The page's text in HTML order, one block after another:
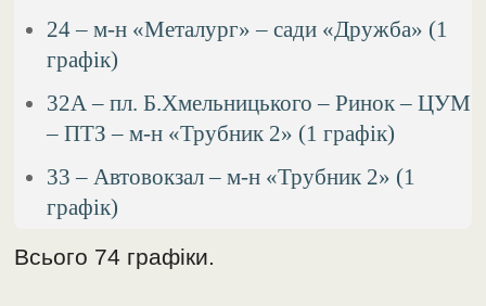
24 – м-н «Металург» – сади «Дружба» (1
графік)
32А – пл. Б.Хмельницького – Ринок – ЦУМ
– ПТЗ – м-н «Трубник 2» (1 графік)
33 – Автовокзал – м-н «Трубник 2» (1
графік)
Всього 74 графіки.